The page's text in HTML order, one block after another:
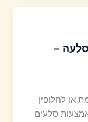
–
או לחלופין
סלעים